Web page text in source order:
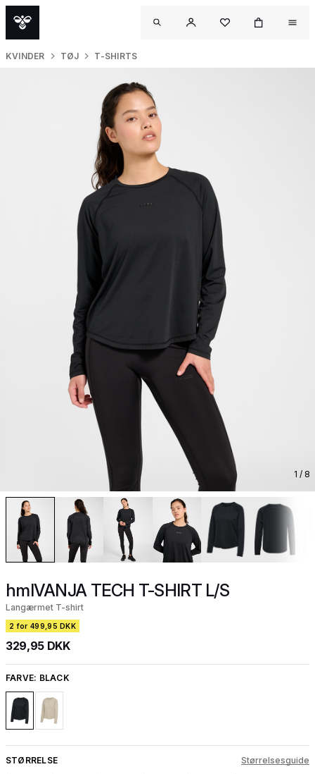
KVINDER TØJ T-SHIRTS
1 / 8
hmlVANJA TECH T-SHIRT L/S
Langærmet T-shirt
2 for 499,95 DKK
329,95 DKK
FARVE: BLACK
STØRRELSE Størrelsesguide